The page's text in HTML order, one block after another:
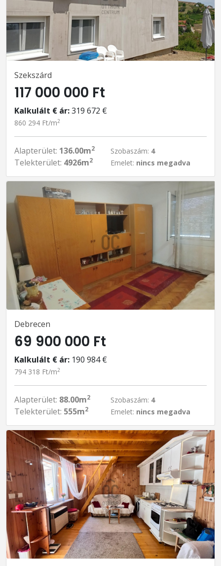
Szekszárd
117 000 000 Ft
Kalkulált € ár:319 672 €
860 294 Ft/m2
Alapterület: 136.00m2
Telekterület: 4926m2
Szobaszám: 4
Emelet: nincs megadva
Debrecen
69 900 000 Ft
Kalkulált € ár: 190 984 €
794 318 Ft/m2
Alapterület: 88.00m2
Telekterület: 555m2
Szobaszám: 4
Emelet: nincs megadva